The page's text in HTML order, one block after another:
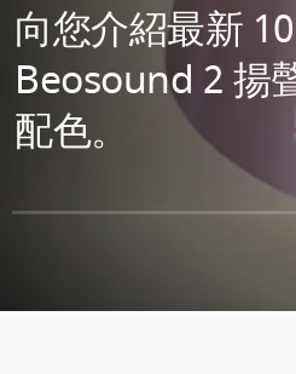
向您介紹最新
Beosound 2 揚
配色。